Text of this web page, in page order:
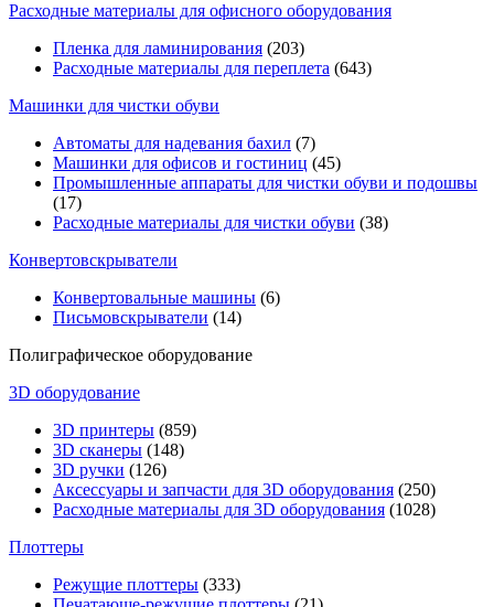
Расходные материалы для офисного оборудования
Пленка для ламинирования (203)
Расходные материалы для переплета (643)
Машинки для чистки обуви
Автоматы для надевания бахил (7)
Машинки для офисов и гостиниц (45)
Промышленные аппараты для чистки обуви и подошвы
(17)
Расходные материалы для чистки обуви (38)
Конвертовскрыватели
Конвертовальные машины (6)
Письмовскрыватели (14)
Полиграфическое оборудование
3D оборудование
3D принтеры (859)
3D сканеры (148)
3D ручки (126)
Аксессуары и запчасти для 3D оборудования (250)
Расходные материалы для 3D оборудования (1028)
Плоттеры
Режущие плоттеры (333)